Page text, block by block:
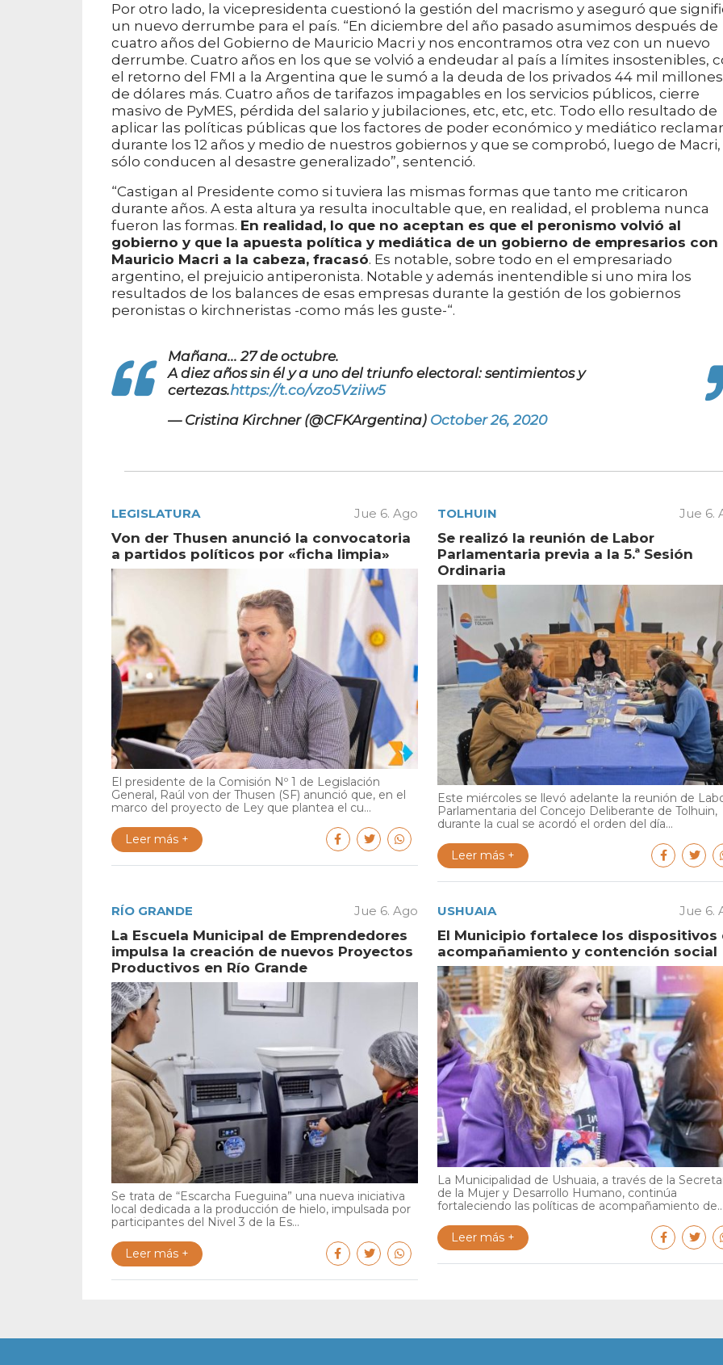
Por otro lado, la vicepresidenta cuestionó la gestión del macrismo y aseguró que
un nuevo derrumbe para el país. “En diciembre del año pasado asumimos después de
cuatro años del Gobierno de Mauricio Macri y nos encontramos otra vez con un nuevo
derrumbe. Cuatro años en los que se volvió a endeudar al país a límites insostenibles,
el retorno del FMI a la Argentina que le sumó a la deuda de los privados 44 mil millones
de dólares más. Cuatro años de tarifazos impagables en los servicios públicos, cierre
masivo de PyMES, pérdida del salario y jubilaciones, etc, etc, etc. Todo ello resultado de
aplicar las políticas públicas que los factores de poder económico y mediático
durante los 12 años y medio de nuestros gobiernos y que se comprobó, luego de Macri,
sólo conducen al desastre generalizado”, sentenció.
“Castigan al Presidente como si tuviera las mismas formas que tanto me criticaron
durante años. A esta altura ya resulta inocultable que, en realidad, el problema nunca
fueron las formas. En realidad, lo que no aceptan es que el peronismo volvió al
gobierno y que la apuesta política y mediática de un gobierno de empresarios con
Mauricio Macri a la cabeza, fracasó. Es notable, sobre todo en el empresariado
argentino, el prejuicio antiperonista. Notable y además inentendible si uno mira los
resultados de los balances de esas empresas durante la gestión de los gobiernos
peronistas o kirchneristas -como más les guste-“.
Mañana... 27 de octubre.
A diez años sin él y a uno del triunfo electoral: sentimientos y
certezas.https://t.co/vzo5Vziiw5
— Cristina Kirchner (@CFKArgentina) October 26, 2020
LEGISLATURA Jue 6. Ago
Von der Thusen anunció la convocatoria
a partidos políticos por «ficha limpia»
El presidente de la Comisión Nº 1 de Legislación
General, Raúl von der Thusen (SF) anunció que, en el
marco del proyecto de Ley que plantea el cu...
Leer más +
TOLHUIN Jue 6.
Se realizó la reunión de Labor
Parlamentaria previa a la 5.ª Sesión
Ordinaria
Este miércoles se llevó adelante la reunión de
Parlamentaria del Concejo Deliberante de Tolhuin,
durante la cual se acordó el orden del día...
Leer más +
RÍO GRANDE Jue 6. Ago
La Escuela Municipal de Emprendedores
impulsa la creación de nuevos Proyectos
Productivos en Río Grande
Se trata de “Escarcha Fueguina” una nueva iniciativa
local dedicada a la producción de hielo, impulsada por
participantes del Nivel 3 de la Es...
Leer más +
USHUAIA Jue 6.
El Municipio fortalece los dispositivos
acompañamiento y contención social
La Municipalidad de Ushuaia, a través de la
de la Mujer y Desarrollo Humano, continúa
fortaleciendo las políticas de acompañamiento
Leer más +